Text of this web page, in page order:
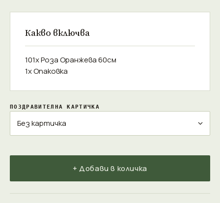
Какво включва
101x Роза Оранжева 60см
1x Опаковка
ПОЗДРАВИТЕЛНА КАРТИЧКА
+ Добави в количка